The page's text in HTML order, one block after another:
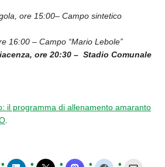
ore 15:00– Campo sintetico
16:00 – Campo “Mario Lebole”
ore 20:30 – Stadio Comunale
il programma di allenamento amaranto
.